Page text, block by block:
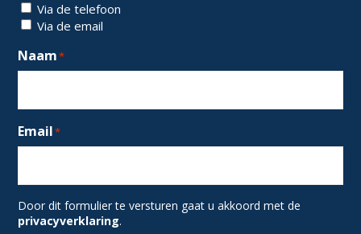
Via de telefoon
Via de email
Naam*
Email*
Door dit formulier te versturen gaat u akkoord met de
privacyverklaring.